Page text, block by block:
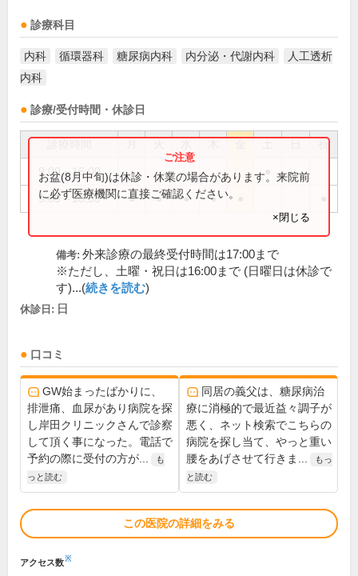
診療科目
内科 循環器科 糖尿病内科 内分泌・代謝内科
人工透析
内科
診療/受付時間・休診日
祝
9:00～16:00
9:00～18:00 ● ● ● ●
お盆(8月中旬)は休診・休業の場合があります。来院前
に必ず医療機関に直接ご確認ください。
×閉じる
備考: 外来診療の最終受付時間は17:00まで
※ただし、土曜・祝日は16:00まで (日曜日は休診で
す)...(続きを読む)
休診日: 日
口コミ
GW始まったばかりに、
排泄痛、血尿があり病院を探
し岸田クリニックさんで診察
して頂く事になった。電話で
予約の際に受付の方が...
も
っと読む
同居の義父は、糖尿病治
療に消極的で最近益々調子が
悪く、ネット検索でこちらの
病院を探し当て、やっと重い
腰をあげさせて行きま...
もっ
と読む
この医院の詳細をみる
アクセス数※